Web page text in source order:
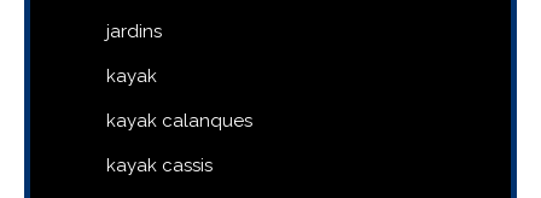
jardins
kayak
kayak calanques
kayak cassis